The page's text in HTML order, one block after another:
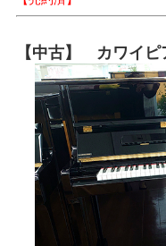
【中古】 カワイ